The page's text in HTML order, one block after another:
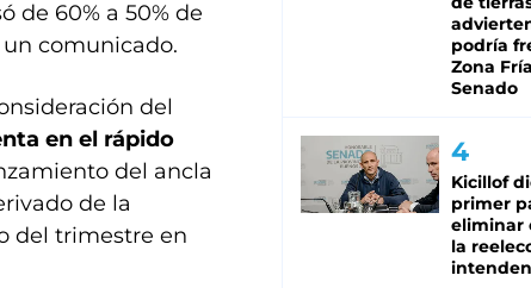
de 60% a 50% de
comunicado.
del
en el rápido
del ancla
de la
del trimestre en
podría
Zona
Senado
Kicillof
primer
eliminar
la